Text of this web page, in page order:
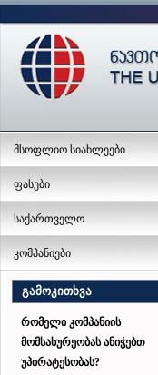
მსოფლიო სიახლეები
ფასები
საქართველო
კომპანიები
გამოკითხვა
რომელი კომპანიის
მომსახურეობას ანიჭებთ
უპირატესობას?